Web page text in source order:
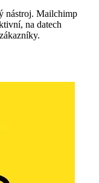
nástroj. Mailchimp
na datech